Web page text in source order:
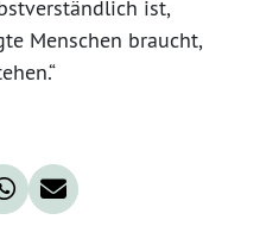
ist,
Menschen braucht,